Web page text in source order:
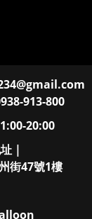
913-800
20:00
|
街47號1樓